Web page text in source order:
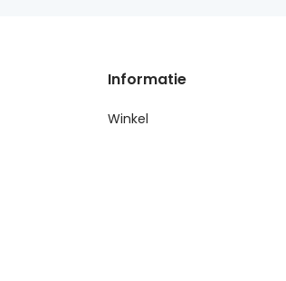
Informatie
Winkel